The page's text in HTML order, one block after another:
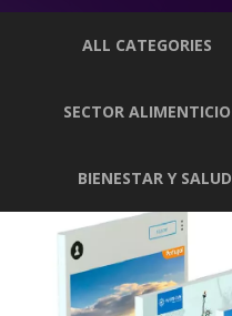
ALL CATEGORIES
SECTOR ALIMENTICIO
BIENESTAR Y SALUD